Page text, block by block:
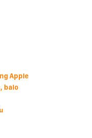
Apple
balo